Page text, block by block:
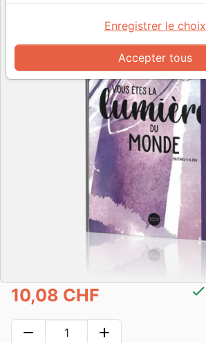
10,08 CHF check
remove add
Accepter tous
Enregistrer le choix